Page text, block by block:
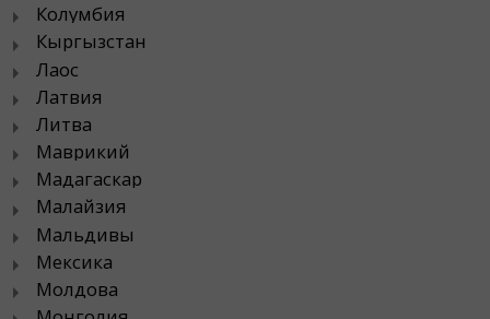
Колумбия
Кыргызстан
Лаос
Латвия
Литва
Маврикий
Мадагаскар
Малайзия
Мальдивы
Мексика
Молдова